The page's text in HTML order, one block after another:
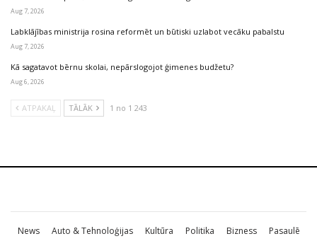
Aug 7, 2026
Labklājības ministrija rosina reformēt un būtiski uzlabot vecāku pabalstu
Aug 7, 2026
Kā sagatavot bērnu skolai, nepārslogojot ģimenes budžetu?
Aug 6, 2026
ATPAKAĻ TĀLĀK 1 no 1 243
News Auto & Tehnoloģijas Kultūra Politika Bizness Pasaulē